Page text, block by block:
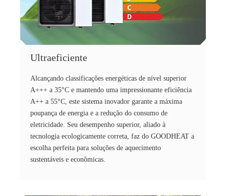
Ultraeficiente
Alcançando classificações energéticas de nível superior
A+++ a 35°C e mantendo uma impressionante eficiência
A++ a 55°C, este sistema inovador garante a máxima
poupança de energia e a redução do consumo de
eletricidade. Seu desempenho superior, aliado à
tecnologia ecologicamente correta, faz do GOODHEAT a
escolha perfeita para soluções de aquecimento
sustentáveis ​​e econômicas.